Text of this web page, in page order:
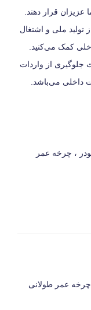
عزیزان قرار دهند.
تولید ملی و اشتغال
کمک می‌کنید.
جلوگیری از واردات
داخلی می‌باشد.
، چرخه عمر
عمر طولانی